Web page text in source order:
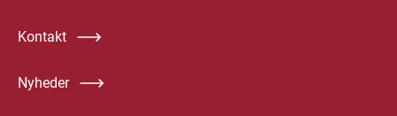
Kontakt
Nyheder